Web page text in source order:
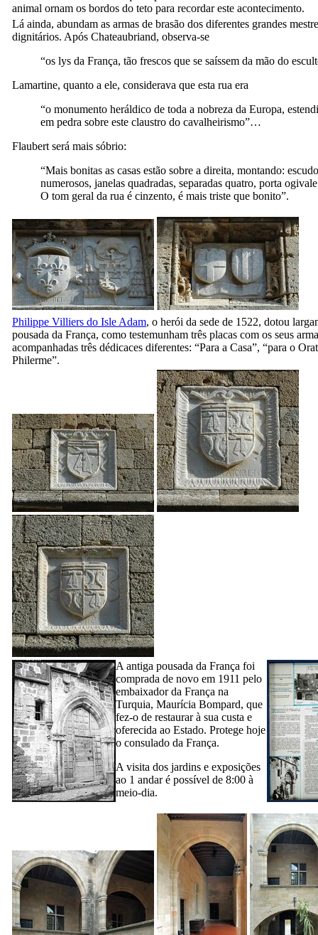
animal ornam os bordos do teto para recordar este acontecimento.
Lá ainda, abundam as armas de brasão dos diferentes grandes
dignitários. Após Chateaubriand, observa-se
“os lys da França, tão frescos que se saíssem da mão do
Lamartine, quanto a ele, considerava que esta rua era
“o monumento heráldico de toda a nobreza da Europa,
em pedra sobre este claustro do cavalheirismo”…
Flaubert será mais sóbrio:
“Mais bonitas as casas estão sobre a direita, montando:
numerosos, janelas quadradas, separadas quatro, porta
O tom geral da rua é cinzento, é mais triste que bonito”.
Philippe Villiers do Isle Adam, o herói da sede de 1522, dotou
pousada da França, como testemunham três placas com os seus
acompanhadas três dédicaces diferentes: “Para a Casa”, “para o
Philerme”.
A antiga pousada da França foi
comprada de novo em 1911 pelo
embaixador da França na
Turquia, Maurícia Bompard, que
fez-o de restaurar à sua custa e
oferecida ao Estado. Protege hoje
o consulado da França.
A visita dos jardins e exposições
ao 1 andar é possível de 8:00 à
meio-dia.